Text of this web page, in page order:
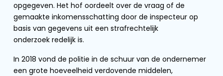
opgegeven. Het hof oordeelt over de vraag of de
gemaakte inkomensschatting door de inspecteur op
basis van gegevens uit een strafrechtelijk
onderzoek redelijk is.
In 2018 vond de politie in de schuur van de ondernemer
een grote hoeveelheid verdovende middelen,